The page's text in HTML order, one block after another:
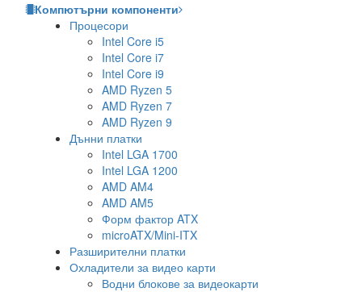
Компютърни компоненти
Процесори
Intel Core i5
Intel Core i7
Intel Core i9
AMD Ryzen 5
AMD Ryzen 7
AMD Ryzen 9
Дънни платки
Intel LGA 1700
Intel LGA 1200
AMD AM4
AMD AM5
Форм фактор ATX
microATX/Mini-ITX
Разширителни платки
Охладители за видео карти
Водни блокове за видеокарти